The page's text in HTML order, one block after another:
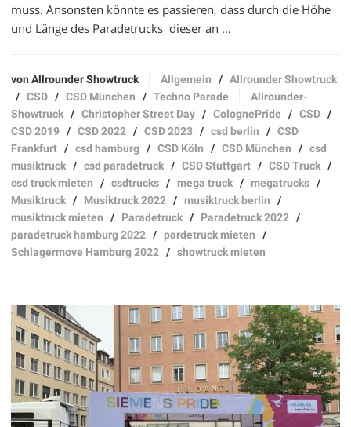
muss. Ansonsten könnte es passieren, dass durch die Höhe
und Länge des Paradetrucks dieser an …
von Allrounder Showtruck Allgemein /Allrounder Showtruck
/CSD /CSD München /Techno Parade
Allrounder-
Showtruck /Christopher Street Day /ColognePride /CSD /
CSD 2019 /CSD 2022 /CSD 2023 /csd berlin /CSD
Frankfurt /csd hamburg /CSD Köln /CSD München /csd
musiktruck /csd paradetruck /CSD Stuttgart /CSD Truck /
csd truck mieten /csdtrucks /mega truck /megatrucks /
Musiktruck / Musiktruck 2022 /musiktruck berlin /
musiktruck mieten / Paradetruck / Paradetruck 2022 /
paradetruck hamburg 2022 /pardetruck mieten /
Schlagermove Hamburg 2022 /showtruck mieten